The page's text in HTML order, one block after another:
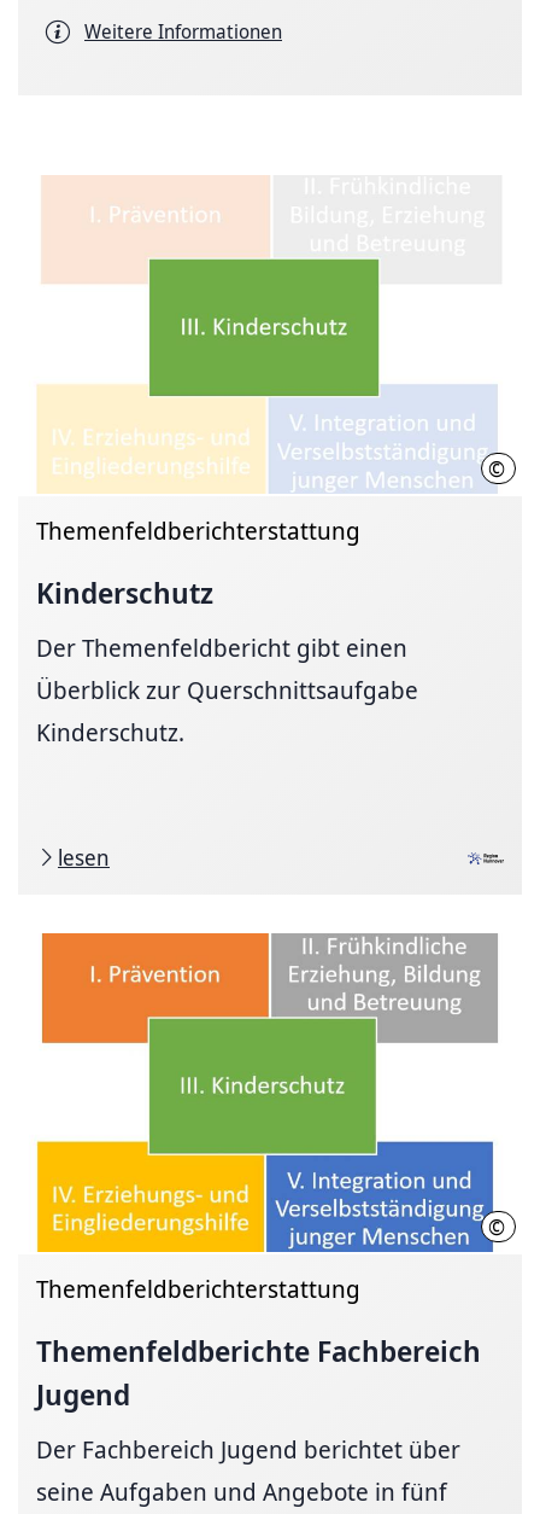
Weitere Informationen
©
Themenfeldberichterstattung
Kinderschutz
Der Themenfeldbericht gibt einen
Überblick zur Querschnittsaufgabe
Kinderschutz.
lesen
©
Themenfeldberichterstattung
Themenfeldberichte Fachbereich
Jugend
Der Fachbereich Jugend berichtet über
seine Aufgaben und Angebote in fünf